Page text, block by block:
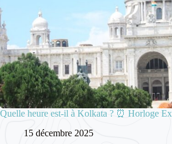
Quelle heure est-il à Kolkata ? ⏰ Horloge
15 décembre 2025